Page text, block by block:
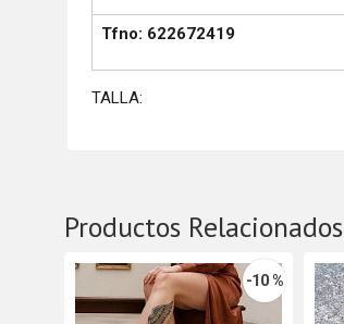
Tfno: 622672419
TALLA:
Productos Relacionados
-10 %